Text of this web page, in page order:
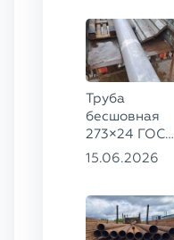
Труба
бесшовная
273×24 ГОСТ
9941-81 сталь
15.06.2026